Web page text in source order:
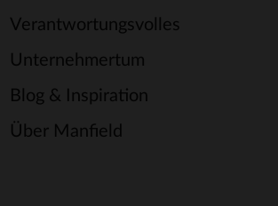
Verantwortungsvolles
Unternehmertum
Blog & Inspiration
Über Manfield